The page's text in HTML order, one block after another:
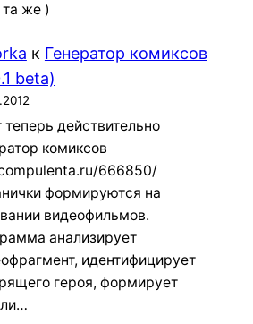
та же )
к Генератор комиксов
beta)
теперь действительно
комиксов
666850/
формируются на
видеофильмов.
анализирует
идентифицирует
героя, формирует